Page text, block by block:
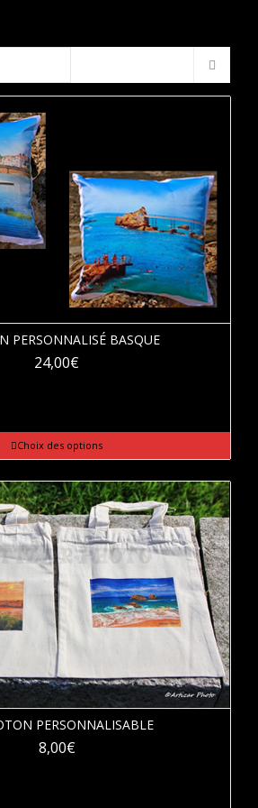
PERSONNALISÉ BASQUE
24,00€
Choix des options
PERSONNALISABLE
8,00€